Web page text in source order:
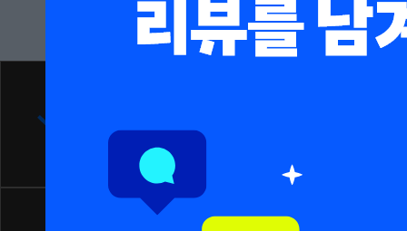
이벤트 유의 사항